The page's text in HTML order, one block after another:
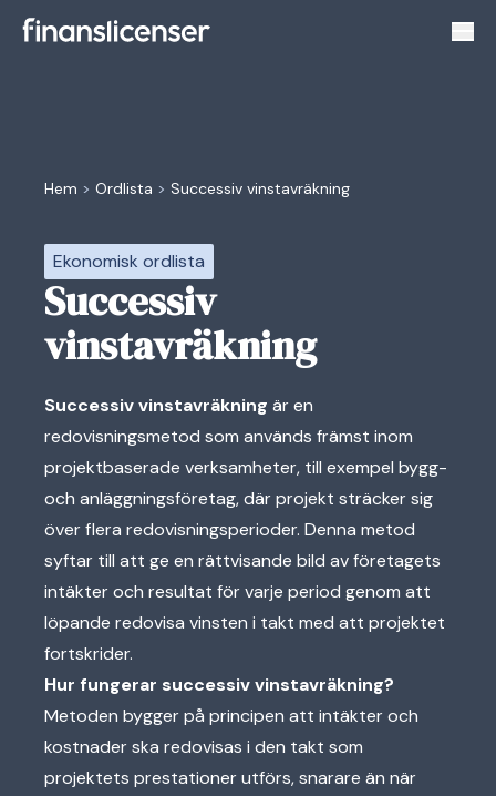
Hem > Ordlista > Successiv vinstavräkning
Ekonomisk ordlista
Successiv
vinstavräkning
Successiv vinstavräkning är en
redovisningsmetod som används främst inom
projektbaserade verksamheter, till exempel bygg-
och anläggningsföretag, där projekt sträcker sig
över flera redovisningsperioder. Denna metod
syftar till att ge en rättvisande bild av företagets
intäkter och resultat för varje period genom att
löpande redovisa vinsten i takt med att projektet
fortskrider.
Hur fungerar successiv vinstavräkning?
Metoden bygger på principen att intäkter och
kostnader ska redovisas i den takt som
projektets prestationer utförs, snarare än när